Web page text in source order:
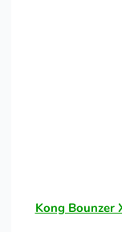
Kong Bounzer